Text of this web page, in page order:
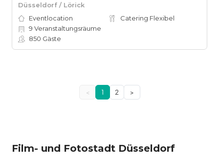
Düsseldorf / Lörick
Eventlocation
Catering Flexibel
9 Veranstaltungsräume
850 Gäste
< 1 2 >
Film- und Fotostadt Düsseldorf